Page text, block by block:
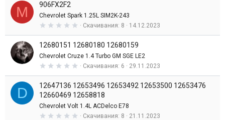
з
в
е
з
д
M 906FX2F2
Chevrolet Spark 1.25L SIM2K-243
0
0
з
в
е
з
д
Скачивания 8 14.12.2023
12680151 12680180 12680159
Chevrolet Cruze 1.4 Turbo GM SGE LE2
0
0
з
е
з
Скачивания 6 29.11.2023
D
12647136 12653496 12653492 12653500 12653476
12660469 12658818
Chevrolet Volt 1.4L ACDelco E78
0 Скачивания 8 21.11.2023